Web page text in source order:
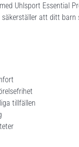
Uhlsport Essential
att ditt
tillfällen